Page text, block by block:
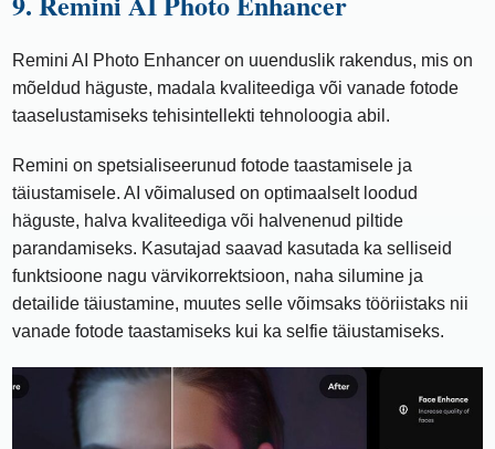
Remini AI Photo Enhancer on uuenduslik rakendus, mis on
mõeldud häguste, madala kvaliteediga või vanade fotode
taaselustamiseks tehisintellekti tehnoloogia abil.
Remini on spetsialiseerunud fotode taastamisele ja
täiustamisele. AI võimalused on optimaalselt loodud
häguste, halva kvaliteediga või halvenenud piltide
parandamiseks. Kasutajad saavad kasutada ka selliseid
funktsioone nagu värvikorrektsioon, naha silumine ja
detailide täiustamine, muutes selle võimsaks tööriistaks nii
vanade fotode taastamiseks kui ka selfie täiustamiseks.